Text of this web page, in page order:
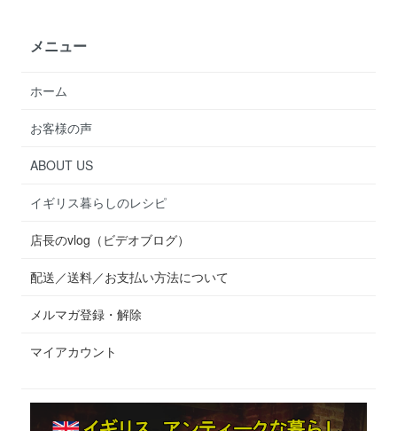
メニュー
ホーム
お客様の声
ABOUT US
イギリス暮らしのレシピ
店長のvlog（ビデオブログ）
配送／送料／お支払い方法について
メルマガ登録・解除
マイアカウント